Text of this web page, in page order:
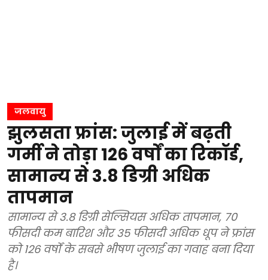
जलवायु
झुलसता फ्रांस: जुलाई में बढ़ती
गर्मी ने तोड़ा 126 वर्षों का रिकॉर्ड,
सामान्य से 3.8 डिग्री अधिक
तापमान
सामान्य से 3.8 डिग्री सेल्सियस अधिक तापमान, 70
फीसदी कम बारिश और 35 फीसदी अधिक धूप ने फ्रांस
को 126 वर्षों के सबसे भीषण जुलाई का गवाह बना दिया
है।